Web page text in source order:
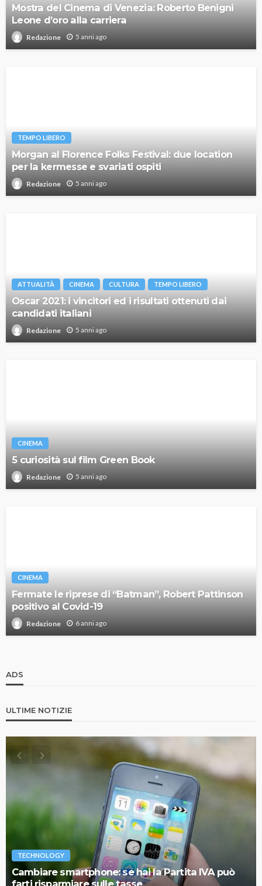
Mostra del Cinema di Venezia: Roberto Benigni
Leone d’oro alla carriera
Redazione 5 anni ago
TEMPO LIBERO
Morgan al Florence Folks Festival: due location
per la kermesse e svariati ospiti
Redazione 5 anni ago
ATTUALITÀ CINEMA CULTURA TEMPO LIBERO
Oscar 2021: i vincitori ed i risultati ottenuti dai
candidati italiani
Redazione 5 anni ago
CINEMA
5 curiosità sul film Green Book
Redazione 5 anni ago
CINEMA
Fermate le riprese di “Batman”, Robert Pattinson
positivo al Covid-19
Redazione 6 anni ago
ADS
ULTIME NOTIZIE
TECHNOLOGY
Cambiare smartphone: se hai la Partita IVA può